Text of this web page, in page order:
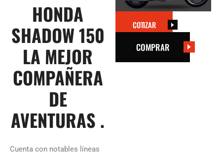
HONDA
SHADOW 150
LA MEJOR
COMPAÑERA
DE
AVENTURAS .
Cuenta con notables líneas
COTIZAR
COMPRAR